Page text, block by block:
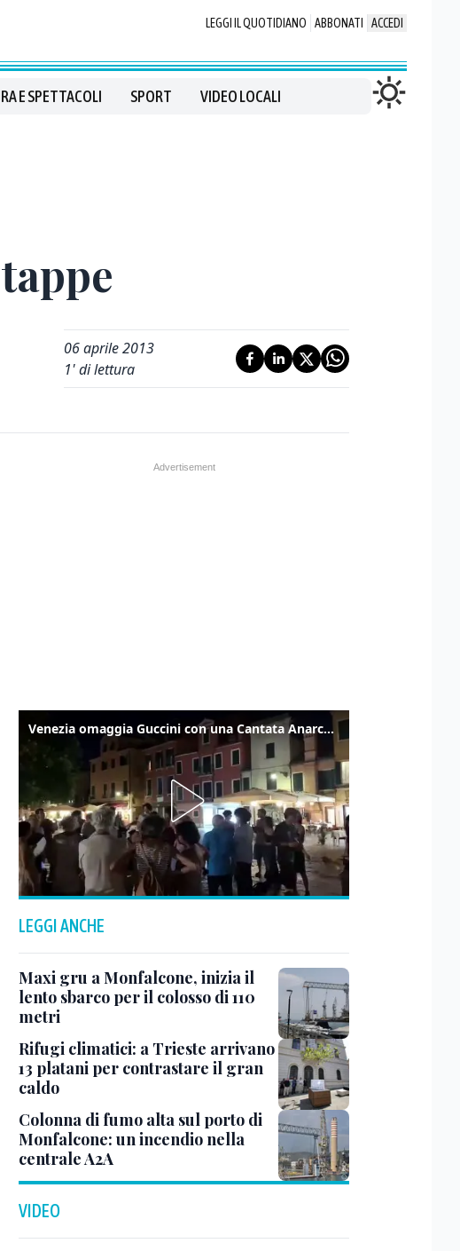
LEGGI IL QUOTIDIANO ABBONATI ACCEDI
E SPETTACOLI SPORT VIDEO LOCALI
06 aprile 2013
1' di lettura
Venezia omaggia Guccini con una Cantata Anarchica in campo Santa Margherita
LEGGI ANCHE
Maxi gru a Monfalcone, inizia il
lento sbarco per il colosso di 110
metri
Rifugi climatici: a Trieste arrivano
13 platani per contrastare il gran
caldo
Colonna di fumo alta sul porto di
Monfalcone: un incendio nella
centrale A2A
VIDEO